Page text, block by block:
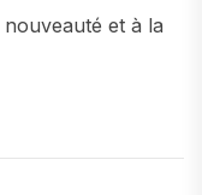
et à la